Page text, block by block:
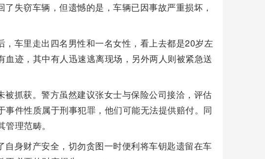
失窃车辆，但遗憾的是，车辆已因事故严重损坏，
车里走出四名男性和一名女性，看上去都是20岁左
迹，其中有人迅速逃离现场，另外两人则被紧急送
被抓获。警方虽然建议张女士与保险公司接洽，评估
件性质属于刑事犯罪，他们可能无法提供赔付。同
理范畴。
身财产安全，切勿贪图一时便利将车钥匙遗留在车